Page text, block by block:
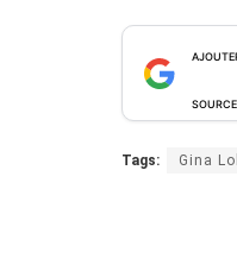
Tags: Gina